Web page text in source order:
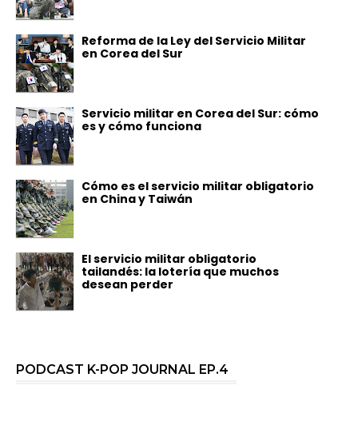
Reforma de la Ley del Servicio Militar
en Corea del Sur
Servicio militar en Corea del Sur: cómo
es y cómo funciona
Cómo es el servicio militar obligatorio
en China y Taiwán
El servicio militar obligatorio
tailandés: la lotería que muchos
desean perder
PODCAST K-POP JOURNAL EP.4